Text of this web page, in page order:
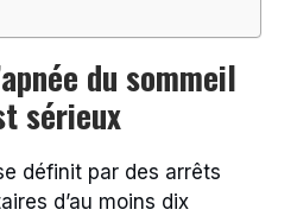
du sommeil
sérieux
définit par des arrêts
d’au moins dix